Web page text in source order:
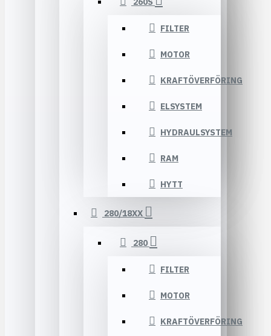
FILTER
MOTOR
KRAFTÖVERFÖRING
ELSYSTEM
HYDRAULSYSTEM
RAM
HYTT
280/18XX
280
FILTER
MOTOR
KRAFTÖVERFÖRING